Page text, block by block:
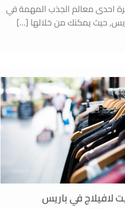
احدى معالم الجذب المهمة في
حيث يمكنك من خلالها [...]
لافيلاج في باريس